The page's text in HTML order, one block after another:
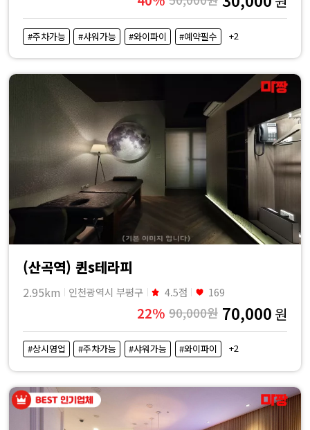
#주차가능 #샤워가능 #와이파이 #예약필수 +2
(산곡역) 퀸s테라피
2.95km 인천광역시 부평구 4.5점 169
22% 90,000원 70,000 원
#상시영업 #주차가능 #샤워가능 #와이파이 +2